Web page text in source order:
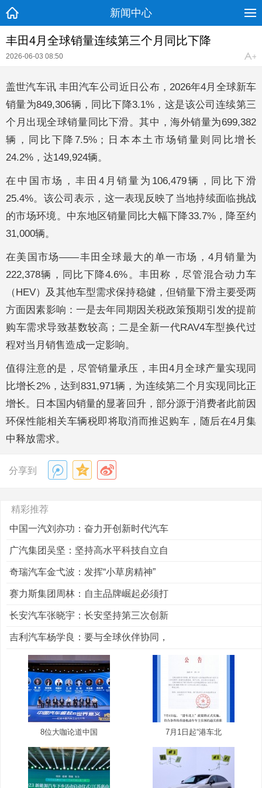
新闻中心
丰田4月全球销量连续第三个月同比下降
2026-06-03 08:50
盖世汽车讯 丰田汽车公司近日公布，2026年4月全球新车
销量为849,306辆，同比下降3.1%，这是该公司连续第三
个月出现全球销量同比下滑。其中，海外销量为699,382
辆，同比下降7.5%；日本本土市场销量则同比增长
24.2%，达149,924辆。
在中国市场，丰田4月销量为106,479辆，同比下滑
25.4%。该公司表示，这一表现反映了当地持续面临挑战
的市场环境。中东地区销量同比大幅下降33.7%，降至约
31,000辆。
在美国市场——丰田全球最大的单一市场，4月销量为
222,378辆，同比下降4.6%。丰田称，尽管混合动力车
（HEV）及其他车型需求保持稳健，但销量下滑主要受两
方面因素影响：一是去年同期因关税政策预期引发的提前
购车需求导致基数较高；二是全新一代RAV4车型换代过
程对当月销售造成一定影响。
值得注意的是，尽管销量承压，丰田4月全球产量实现同
比增长2%，达到831,971辆，为连续第二个月实现同比正
增长。日本国内销量的显著回升，部分源于消费者此前因
环保性能相关车辆税即将取消而推迟购车，随后在4月集
中释放需求。
分享到
精彩推荐
中国一汽刘亦功：奋力开创新时代汽车
广汽集团吴坚：坚持高水平科技自立自
奇瑞汽车金弋波：发挥“小草房精神”
赛力斯集团周林：自主品牌崛起必须打
长安汽车张晓宇：长安坚持第三次创新
吉利汽车杨学良：要与全球伙伴协同，
8位大咖论道中国 7月1日起“港车北